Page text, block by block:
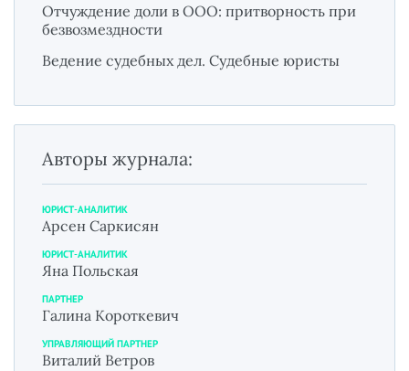
Отчуждение доли в ООО: притворность при
безвозмездности
Ведение судебных дел. Судебные юристы
Авторы журнала:
ЮРИСТ-АНАЛИТИК
Арсен Саркисян
ЮРИСТ-АНАЛИТИК
Яна Польская
ПАРТНЕР
Галина Короткевич
УПРАВЛЯЮЩИЙ ПАРТНЕР
Виталий Ветров